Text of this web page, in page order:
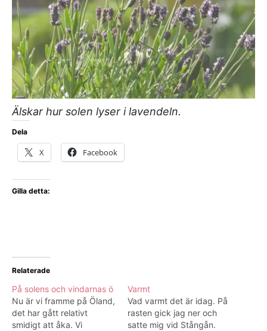
Älskar hur solen lyser i lavendeln.
Dela
X Facebook
Gilla detta:
Relaterade
På solens och vindarnas ö
Nu är vi framme på Öland,
det har gått relativt
smidigt att åka. Vi
Varmt
Vad varmt det är idag. På
rasten gick jag ner och
satte mig vid Stångån.